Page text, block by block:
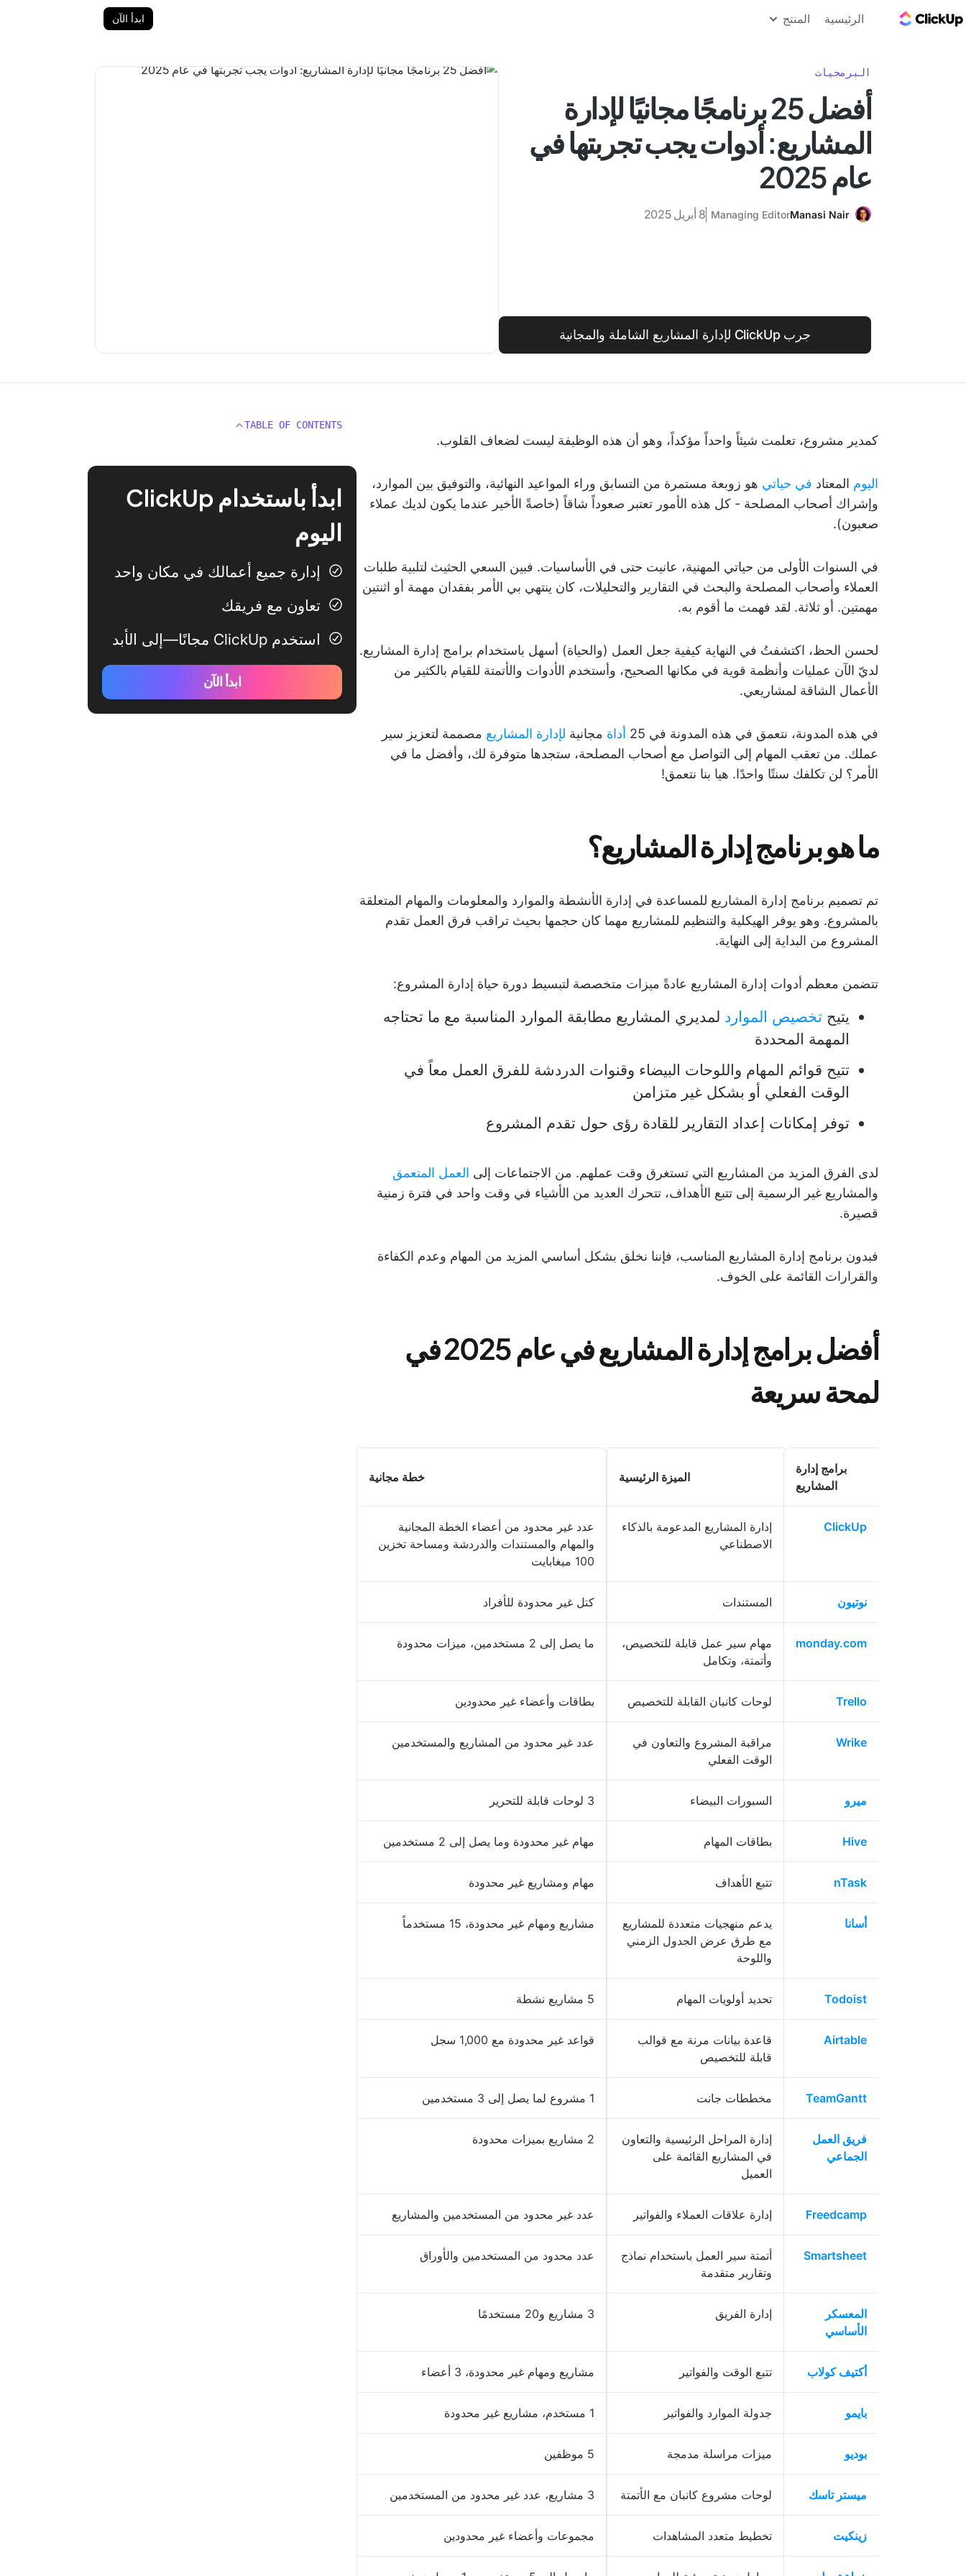
الرئيسية المنتج ابدأ الآن
البرمجيات
أفضل 25 برنامجًا مجانيًا لإدارة
المشاريع: أدوات يجب تجربتها في
عام 2025
Manasi Nair
Managing Editor 8 أبريل 2025
جرب ClickUp لإدارة المشاريع الشاملة والمجانية
كمدير مشروع، تعلمت شيئاً واحداً مؤكداً، وهو أن هذه الوظيفة ليست لضعاف القلوب.
اليوم المعتاد في حياتي هو زوبعة مستمرة من التسابق وراء المواعيد النهائية، والتوفيق بين الموارد،
وإشراك أصحاب المصلحة - كل هذه الأمور تعتبر صعوداً شاقاً (خاصةً الأخير عندما يكون لديك عملاء
صعبون).
في السنوات الأولى من حياتي المهنية، عانيت حتى في الأساسيات. فبين السعي الحثيث لتلبية طلبات
العملاء وأصحاب المصلحة والبحث في التقارير والتحليلات، كان ينتهي بي الأمر بفقدان مهمة أو اثنتين
مهمتين. أو ثلاثة. لقد فهمت ما أقوم به.
لحسن الحظ، اكتشفتُ في النهاية كيفية جعل العمل (والحياة) أسهل باستخدام برامج إدارة المشاريع.
لديّ الآن عمليات وأنظمة قوية في مكانها الصحيح، وأستخدم الأدوات والأتمتة للقيام بالكثير من
الأعمال الشاقة لمشاريعي.
في هذه المدونة، نتعمق في هذه المدونة في 25 أداة مجانية لإدارة المشاريع مصممة لتعزيز سير
عملك. من تعقب المهام إلى التواصل مع أصحاب المصلحة، ستجدها متوفرة لك، وأفضل ما في
الأمر؟ لن تكلفك سنتًا واحدًا. هيا بنا نتعمق!
ما هو برنامج إدارة المشاريع؟
تم تصميم برنامج إدارة المشاريع للمساعدة في إدارة الأنشطة والموارد والمعلومات والمهام المتعلقة
بالمشروع. وهو يوفر الهيكلية والتنظيم للمشاريع مهما كان حجمها بحيث تراقب فرق العمل تقدم
المشروع من البداية إلى النهاية.
تتضمن معظم أدوات إدارة المشاريع عادةً ميزات متخصصة لتبسيط دورة حياة إدارة المشروع:
يتيح تخصيص الموارد لمديري المشاريع مطابقة الموارد المناسبة مع ما تحتاجه
المهمة المحددة
تتيح قوائم المهام واللوحات البيضاء وقنوات الدردشة للفرق العمل معاً في
الوقت الفعلي أو بشكل غير متزامن
توفر إمكانات إعداد التقارير للقادة رؤى حول تقدم المشروع
لدى الفرق المزيد من المشاريع التي تستغرق وقت عملهم. من الاجتماعات إلى العمل المتعمق
والمشاريع غير الرسمية إلى تتبع الأهداف، تتحرك العديد من الأشياء في وقت واحد في فترة زمنية
قصيرة.
فبدون برنامج إدارة المشاريع المناسب، فإننا نخلق بشكل أساسي المزيد من المهام وعدم الكفاءة
والقرارات القائمة على الخوف.
أفضل برامج إدارة المشاريع في عام 2025 في
لمحة سريعة
برامج إدارة
المشاريع
الميزة الرئيسية خطة مجانية
ClickUp
إدارة المشاريع المدعومة بالذكاء
الاصطناعي
عدد غير محدود من أعضاء الخطة المجانية
والمهام والمستندات والدردشة ومساحة تخزين
100 ميغابايت
نوتيون المستندات كتل غير محدودة للأفراد
monday.com
مهام سير عمل قابلة للتخصيص،
وأتمتة، وتكامل
ما يصل إلى 2 مستخدمين، ميزات محدودة
Trello لوحات كانبان القابلة للتخصيص بطاقات وأعضاء غير محدودين
Wrike
مراقبة المشروع والتعاون في
الوقت الفعلي
عدد غير محدود من المشاريع والمستخدمين
ميرو السبورات البيضاء 3 لوحات قابلة للتحرير
Hive بطاقات المهام مهام غير محدودة وما يصل إلى 2 مستخدمين
nTask تتبع الأهداف مهام ومشاريع غير محدودة
أسانا
يدعم منهجيات متعددة للمشاريع
مع طرق عرض الجدول الزمني
واللوحة
مشاريع ومهام غير محدودة، 15 مستخدماً
Todoist تحديد أولويات المهام 5 مشاريع نشطة
Airtable
قاعدة بيانات مرنة مع قوالب
قابلة للتخصيص
قواعد غير محدودة مع 1,000 سجل
TeamGantt مخططات جانت 1 مشروع لما يصل إلى 3 مستخدمين
فريق العمل
الجماعي
إدارة المراحل الرئيسية والتعاون
في المشاريع القائمة على
العميل
2 مشاريع بميزات محدودة
Freedcamp إدارة علاقات العملاء والفواتير عدد غير محدود من المستخدمين والمشاريع
Smartsheet
أتمتة سير العمل باستخدام نماذج
وتقارير متقدمة
عدد محدود من المستخدمين والأوراق
المعسكر
الأساسي
إدارة الفريق 3 مشاريع و20 مستخدمًا
أكتيف كولاب تتبع الوقت والفواتير مشاريع ومهام غير محدودة، 3 أعضاء
بايمو جدولة الموارد والفواتير 1 مستخدم، مشاريع غير محدودة
بوديو ميزات مراسلة مدمجة 5 موظفين
ميستر تاسك لوحات مشروع كانبان مع الأتمتة 3 مشاريع، عدد غير محدود من المستخدمين
زينكيت تخطيط متعدد المشاهدات مجموعات وأعضاء غير محدودين
TABLE OF CONTENTS
ابدأ باستخدام ClickUp
اليوم
إدارة جميع أعمالك في مكان واحد
تعاون مع فريقك
استخدم ClickUp مجانًا—إلى الأبد
ابدأ الآن